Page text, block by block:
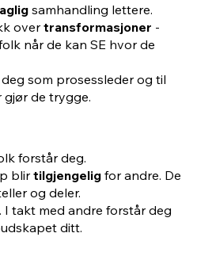
samhandling lettere.
overtransformasjoner -
når de kan SE hvor de
som prosessleder og til
gjør de trygge.
forstår deg.
blirtilgjengelig for andre. De
og deler.
. I takt med andre forstår deg
ditt.